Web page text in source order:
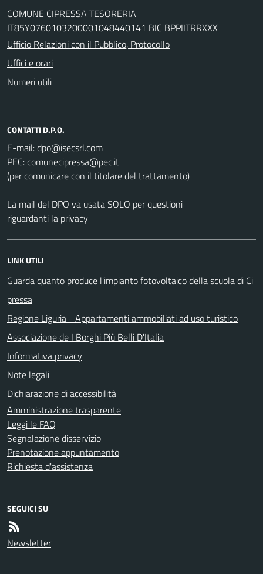
COMUNE CIPRESSA TESORERIA
IT85Y0760103200001048440141 BIC BPPIITRRXXX
Ufficio Relazioni con il Pubblico, Protocollo
Uffici e orari
Numeri utili
CONTATTI D.P.O.
E-mail:
PEC:
(per comunicare con il titolare del trattamento)
La mail del DPO va usata SOLO per questioni
riguardanti la privacy
LINK UTILI
Guarda quanto produce l'impianto fotovoltaico della scuola di Ci
pressa
Regione Liguria - Appartamenti ammobiliati ad uso turistico
Associazione de I Borghi Più Belli D'Italia
Informativa privacy
Note legali
Dichiarazione di accessibilità
Amministrazione trasparente
Leggi le FAQ
Segnalazione disservizio
Prenotazione appuntamento
Richiesta d'assistenza
SEGUICI SU
Newsletter